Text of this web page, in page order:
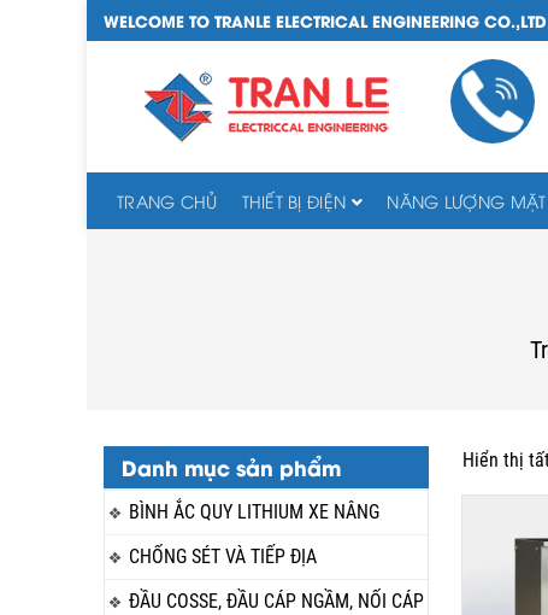
WELCOME TO TRANLE ELECTRICAL ENGINEERING CO.,LTD
TRANG CHỦ THIẾT BỊ ĐIỆN NĂNG LƯỢNG MẶT
Danh mục sản phẩm
BÌNH ẮC QUY LITHIUM XE NÂNG
CHỐNG SÉT VÀ TIẾP ĐỊA
ĐẦU COSSE, ĐẦU CÁP NGẦM, NỐI CÁP
Hiển thị